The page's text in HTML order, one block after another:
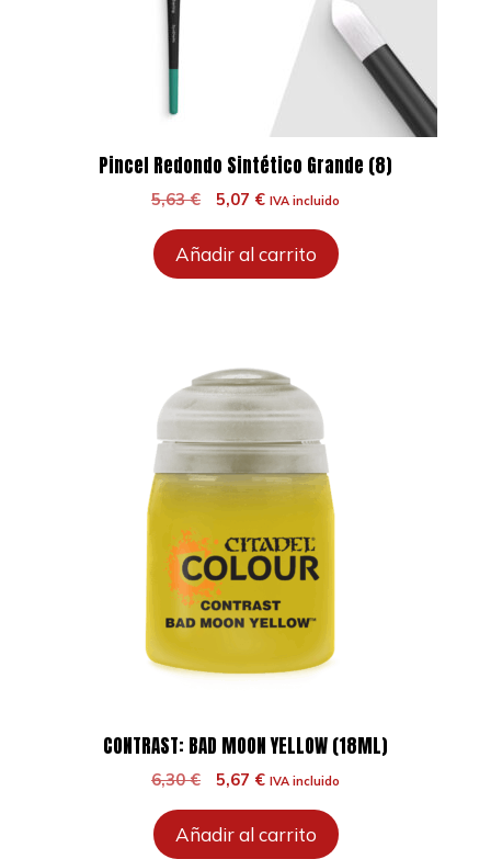
Pincel Redondo Sintético Grande (8)
5,63€
El
original
era:
5,07 €El
actual
es:
IVA incluido
Añadir al carrito
CONTRAST: BAD MOON YELLOW (18ML)
6,30€
El
original
era:
5,67 €El
actual
es:
IVA incluido
Añadir al carrito